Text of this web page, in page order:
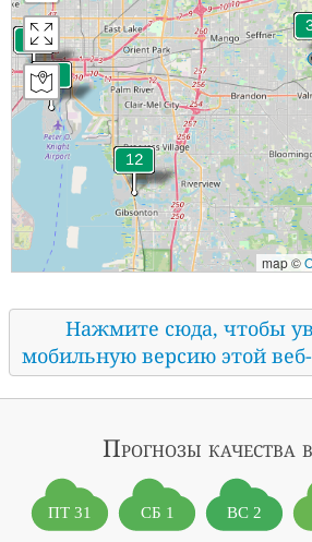
map ©
Нажмите сюда, чтобы
мобильную версию этой
Прогнозы качества
ПТ 31 СБ 1 ВС 2